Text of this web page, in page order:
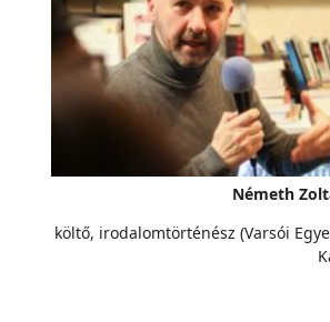
Németh
költő, irodalomtörténész (Varsói